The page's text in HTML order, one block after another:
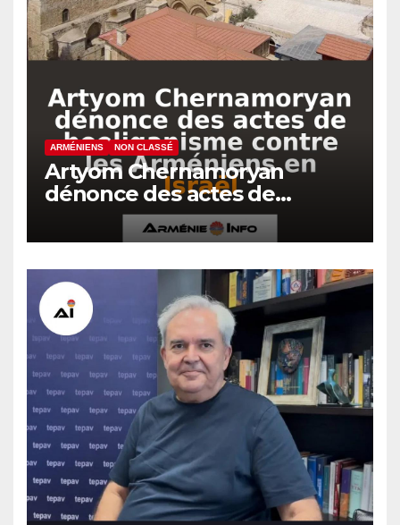
ARMÉNIENS NON CLASSÉ
Artyom Chernamoryan
dénonce des actes de
hooliganisme contre les
Arméniens en Israël